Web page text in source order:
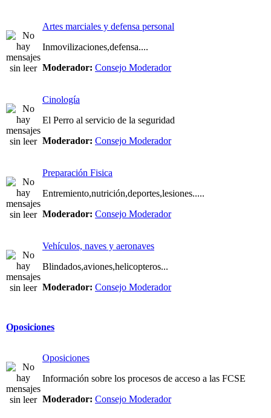
Artes marciales y defensa personal
Inmovilizaciones,defensa....
Moderador: Consejo Moderador
Cinología
El Perro al servicio de la seguridad
Moderador: Consejo Moderador
Preparación Fisica
Entremiento,nutrición,deportes,lesiones.....
Moderador: Consejo Moderador
Vehículos, naves y aeronaves
Blindados,aviones,helicopteros...
Moderador: Consejo Moderador
Oposiciones
Oposiciones
Información sobre los procesos de acceso a las FCSE
Moderador: Consejo Moderador